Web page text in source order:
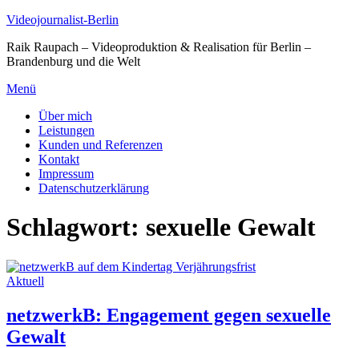
Zum
springen
Videojournalist-Berlin
Raik Raupach – Videoproduktion & Realisation für Berlin –
Brandenburg und die Welt
Menü
Über mich
Leistungen
Kunden und Referenzen
Kontakt
Impressum
Datenschutzerklärung
Schlagwort: sexuelle Gewalt
Aktuell
netzwerkB: Engagement gegen sexuelle
Gewalt